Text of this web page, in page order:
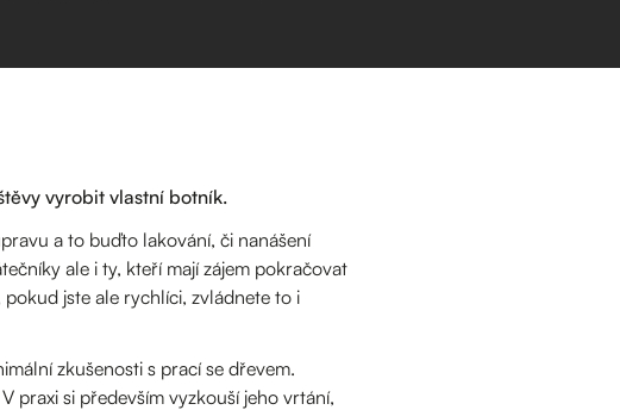
vyrobit vlastní botník.
a to buďto lakování, či nanášení
ale i ty, kteří mají zájem pokračovat
jste ale rychlíci, zvládnete to i
zkušenosti s prací se dřevem.
praxi si především vyzkouší jeho vrtání,